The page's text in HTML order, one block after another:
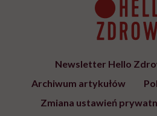
Newsletter Hello
Archiwum artykułów
Zmiana ustawień